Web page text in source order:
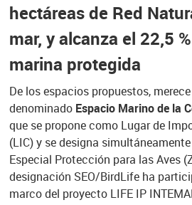
hectáreas de Red
mar, y alcanza el 22,5
marina protegida
De los espacios propuestos,
denominado Espacio Marino de la
que se propone como Lugar de
(LIC) y se designa
Especial Protección para las Aves
designación SEO/BirdLife ha
marco del proyecto LIFE IP